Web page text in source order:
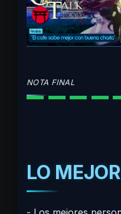
NOTA FINAL
LO MEJOR